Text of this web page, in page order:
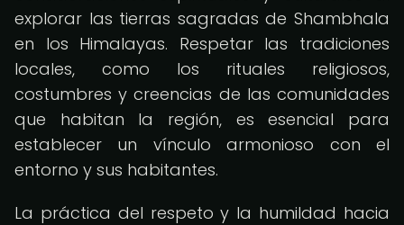
explorar las tierras sagradas de Shambhala
en los Himalayas. Respetar las tradiciones
locales, como los rituales religiosos,
costumbres y creencias de las comunidades
que habitan la región, es esencial para
establecer un vínculo armonioso con el
entorno y sus habitantes.
La práctica del respeto y la humildad hacia